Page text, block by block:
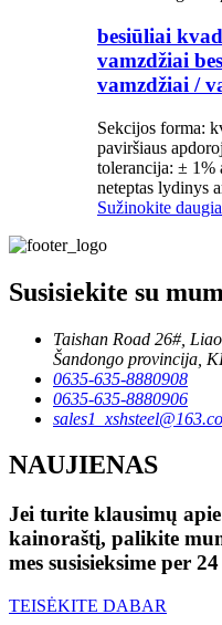
besiūliai
vamzdžiai
vamzdžiai /
Sekcijos forma:
paviršiaus
tolerancija: ± 1%
neteptas lydinys
Sužinokite
Susisiekite su
Taishan Road 26#,
Šandongo provincija,
0635-635-8880908
0635-635-8880906
NAUJIENAS
Jei turite klausimų
kainoraštį, palikite
mes susisieksime per
TEISĖKITE DABAR